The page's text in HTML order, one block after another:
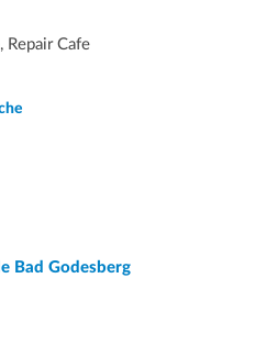
Repair Cafe
Bad Godesberg